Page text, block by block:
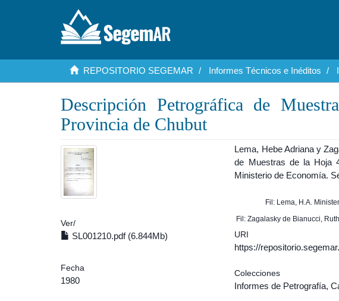
REPOSITORIO SEGEMAR Informes Técnicos e Inéditos
Descripción Petrográfica de
Provincia de Chubut
Ver/
SL001210.pdf (6.844Mb)
Fecha
1980
Lema, Hebe Adriana y
de Muestras de la Hoja
Ministerio de Economía.
Fil: Lema, H.A.
Fil: Zagalasky de Bianucci,
URI
https://
Colecciones
Informes de Petrografía,